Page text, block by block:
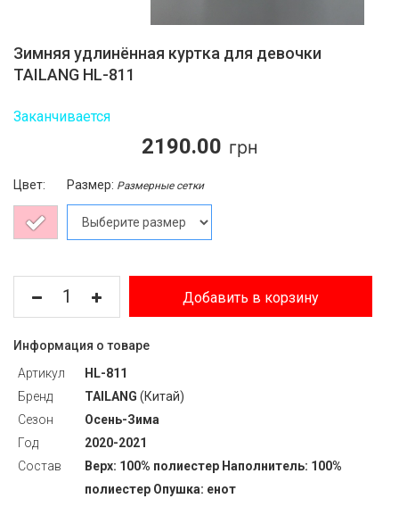
Зимняя удлинённая куртка для девочки
TAILANG HL-811
Заканчивается
2190.00
Цвет: Размер: Размерные сетки
Добавить в корзину
Информация о товаре
Артикул
HL-811
Бренд
TAILANG (Китай)
Сезон
Осень-Зима
Год
2020-2021
Состав
Верх: 100% полиестер Наполнитель: 100%
полиестер Опушка: енот